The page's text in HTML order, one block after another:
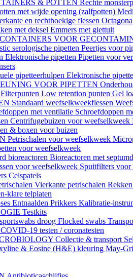
& POTTEN Rechte
met wijde opening (zalfpotten)
en rechthoekige flessen
met deksel Emmers met giettuit
VOOR
serologische pipetten Peertjes voor
Elektronische pipetten Pipetten voor
pipetteerhulpen Elektronische
VOOR PIPETTEN
Filterpunten Low retention punten Gel
Standaard weefselkweekflessen
met ventilatie Schroefdoppen
Centrifugebuizen voor weefselkweek
& boxen voor buizen
Petrischalen voor weefselkweek
voor weefselkweek
bioreactoren Bioreactoren met
voor weefselkweek Spuitfilters
Celspatels
Vierkante petrischalen
klare telplaten
Entnaalden Prikkers Kalibratie-
Testkits
droog Flocked swabs
COVID-19 testen / coronatesten
Collectie & transport
& Eosine (H&E) kleuring May-